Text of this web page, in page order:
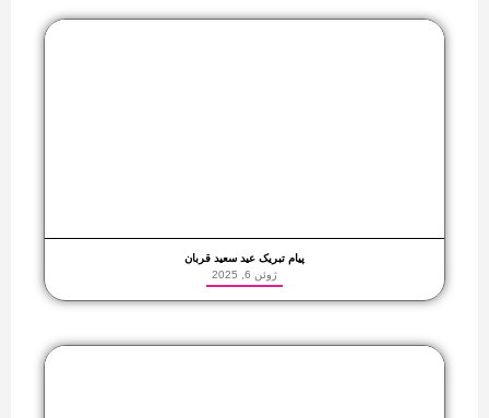
پیام تبریک عید سعید قربان
ژوئن 6, 2025